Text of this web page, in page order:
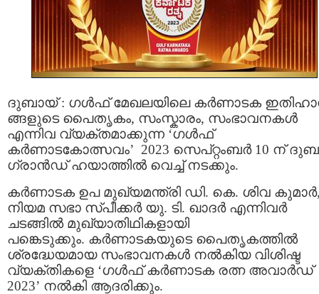
ദുബായ് : ഗൾഫ് മേഖലയിലെ കർണാടക
ങ്ങളുടെ പൈതൃകം, സംസ്കാരം, സംഭാവനകൾ
എന്നിവ വ്യക്തമാക്കുന്ന ‘ഗൾഫ്
കർണാടകോത്സവം’ 2023 സെപ്റ്റംബർ 10 ന്
ഗ്രാൻഡ് ഹയാത്തിൽ വെച്ച് നടക്കും.
കർണാടക ഉപ മുഖ്യമന്ത്രി ഡി. കെ. ശിവ
നിയമ സഭാ സ്പീക്കർ യു. ടി. ഖാദർ എന്നിവർ
ചടങ്ങിൽ മുഖ്യാതിഥികളായി
പങ്കെടുക്കും. കർണാടകയുടെ പൈതൃകത്തിൽ
ശ്രദ്ധേയമായ സംഭാവനകൾ നൽകിയ വിശിഷ്ട
വ്യക്തികളെ ‘ഗൾഫ് കർണാടക രത്ന അവാർഡ്
2023’ നൽകി ആദരിക്കും.